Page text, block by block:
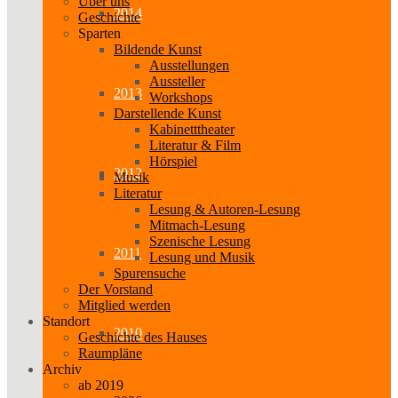
2014
2013
2012
2011
2010
Geschichte
Sparten
Bildende Kunst
Ausstellungen
Aussteller
Workshops
Darstellende Kunst
Kabinetttheater
Literatur & Film
Hörspiel
Musik
Literatur
Lesung & Autoren-Lesung
Mitmach-Lesung
Szenische Lesung
Lesung und Musik
Spurensuche
Der Vorstand
Mitglied werden
Standort
Geschichte des Hauses
Raumpläne
Archiv
ab 2019